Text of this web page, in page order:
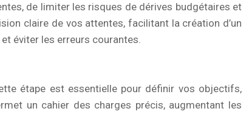
de limiter les risques de dérives budgétaires et
claire de vos attentes, facilitant la création d’un
éviter les erreurs courantes.
étape est essentielle pour définir vos objectifs,
un cahier des charges précis, augmentant les